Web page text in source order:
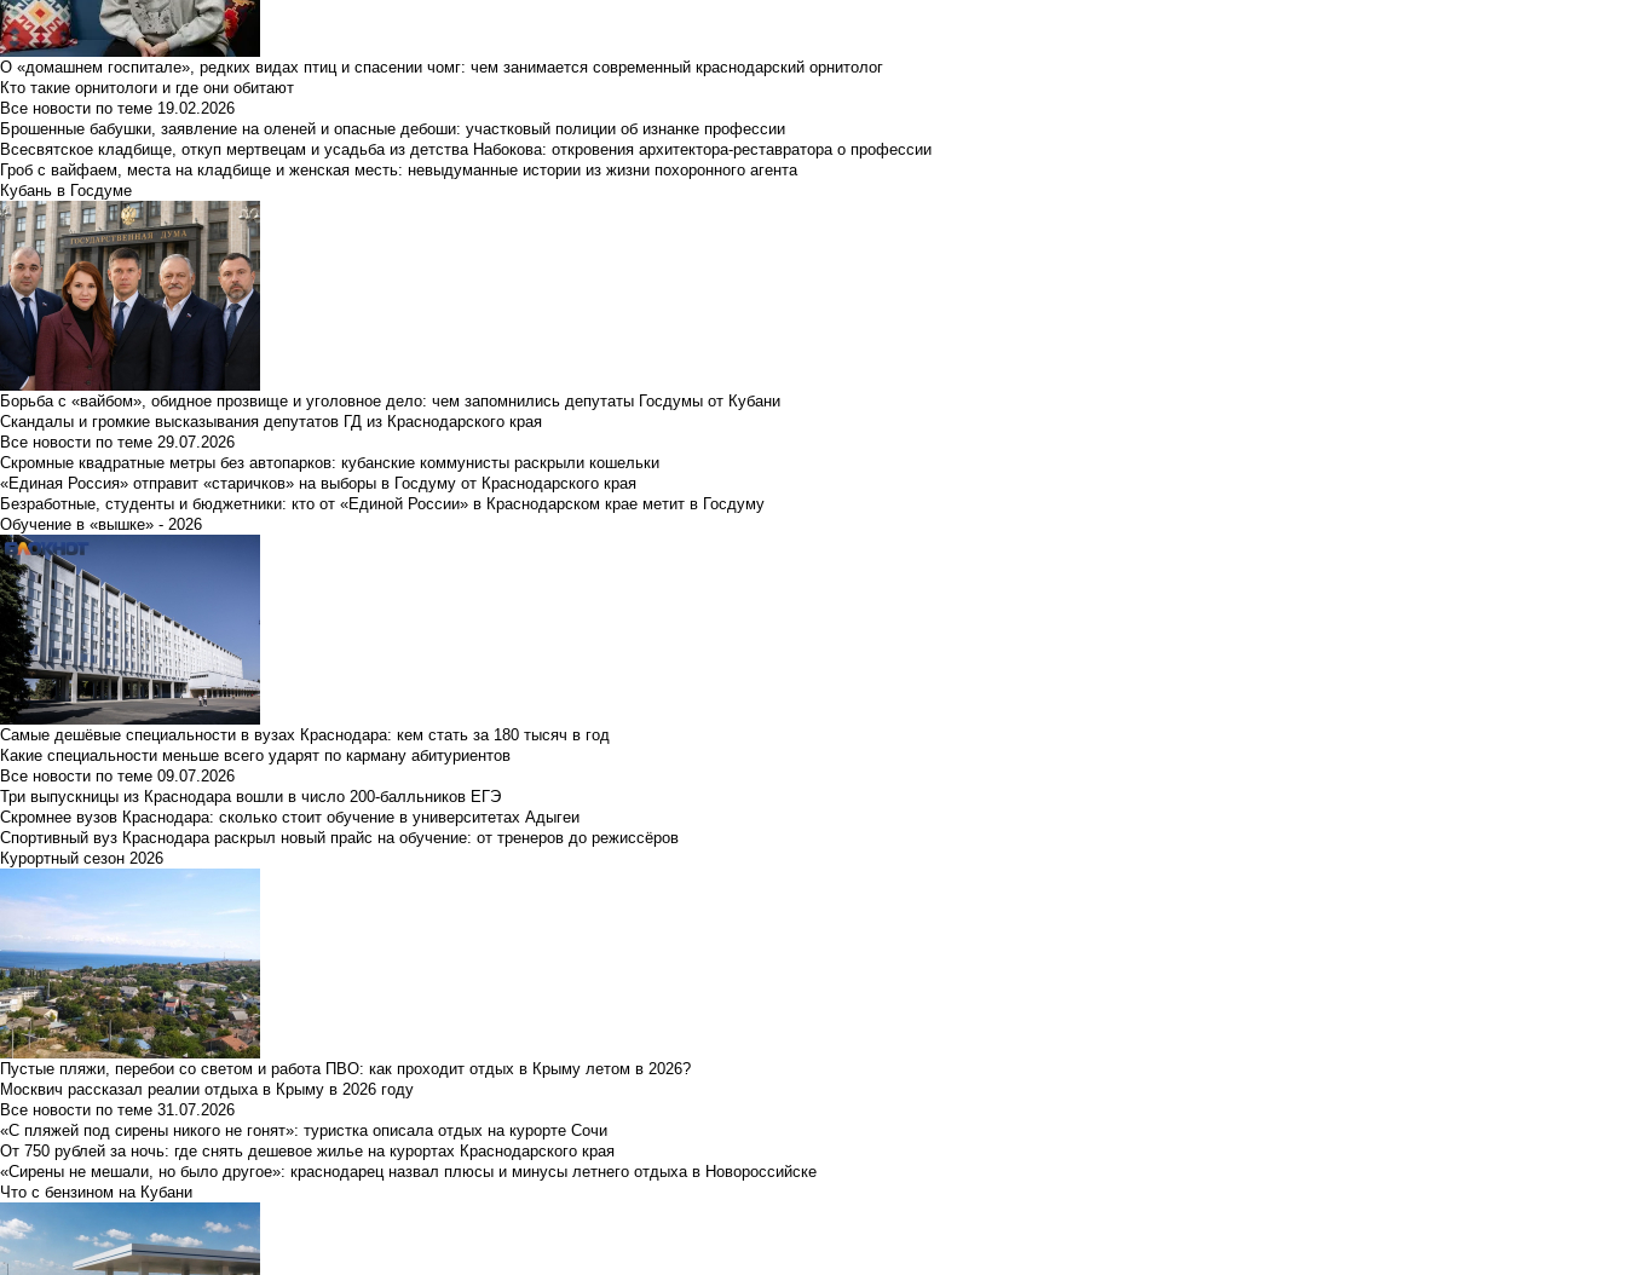
О «домашнем госпитале», редких видах птиц и спасении чомг: чем занимается современный краснодарский орнитолог
Кто такие орнитологи и где они обитают
Все новости по теме 19.02.2026
Брошенные бабушки, заявление на оленей и опасные дебоши: участковый полиции об изнанке профессии
Всесвятское кладбище, откуп мертвецам и усадьба из детства Набокова: откровения архитектора-реставратора о профессии
Гроб с вайфаем, места на кладбище и женская месть: невыдуманные истории из жизни похоронного агента
Кубань в Госдуме
Борьба с «вайбом», обидное прозвище и уголовное дело: чем запомнились депутаты Госдумы от Кубани
Скандалы и громкие высказывания депутатов ГД из Краснодарского края
Все новости по теме 29.07.2026
Скромные квадратные метры без автопарков: кубанские коммунисты раскрыли кошельки
«Единая Россия» отправит «старичков» на выборы в Госдуму от Краснодарского края
Безработные, студенты и бюджетники: кто от «Единой России» в Краснодарском крае метит в Госдуму
Обучение в «вышке» - 2026
Самые дешёвые специальности в вузах Краснодара: кем стать за 180 тысяч в год
Какие специальности меньше всего ударят по карману абитуриентов
Все новости по теме 09.07.2026
Три выпускницы из Краснодара вошли в число 200-балльников ЕГЭ
Скромнее вузов Краснодара: сколько стоит обучение в университетах Адыгеи
Спортивный вуз Краснодара раскрыл новый прайс на обучение: от тренеров до режиссёров
Курортный сезон 2026
Пустые пляжи, перебои со светом и работа ПВО: как проходит отдых в Крыму летом в 2026?
Москвич рассказал реалии отдыха в Крыму в 2026 году
Все новости по теме 31.07.2026
«С пляжей под сирены никого не гонят»: туристка описала отдых на курорте Сочи
От 750 рублей за ночь: где снять дешевое жилье на курортах Краснодарского края
«Сирены не мешали, но было другое»: краснодарец назвал плюсы и минусы летнего отдыха в Новороссийске
Что с бензином на Кубани